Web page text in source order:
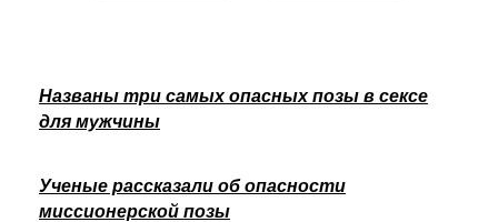
Названы три самых опасных позы в сексе
для мужчины
Ученые рассказали об опасности
миссионерской позы